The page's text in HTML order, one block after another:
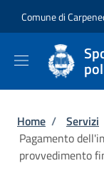
Comune di
Briciole
Home / Servizi
Pagamento
provvedimento